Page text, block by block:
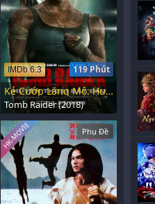
119 Phút
IMDb 6.3
Kẻ Cướp Lăng Mộ: Huyền Thoại Bắt Đầu
Tomb Raider (2018)
Phụ Đề
HK-MOVIE